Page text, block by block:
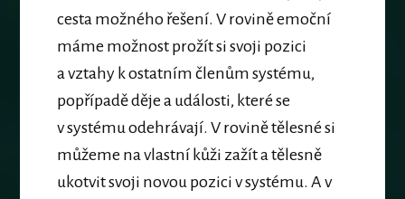
cesta možného řešení. V rovině emoční
máme možnost prožít si svoji pozici
a vztahy k ostatním členům systému,
popřípadě děje a události, které se
v systému odehrávají. V rovině tělesné si
můžeme na vlastní kůži zažít a tělesně
ukotvit svoji novou pozici v systému. A v